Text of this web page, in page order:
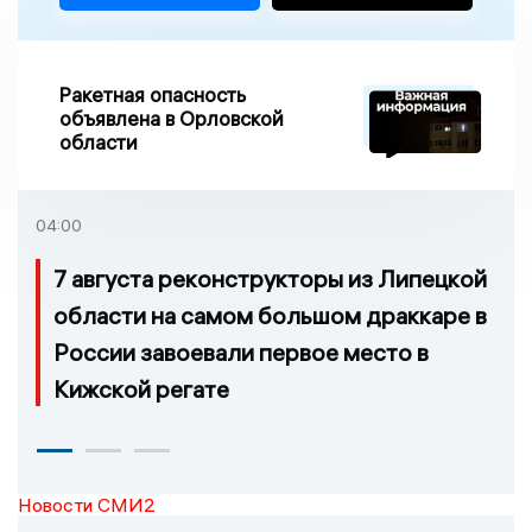
Ракетная опасность
объявлена в Орловской
области
04:00
7 августа реконструкторы из Липецкой
области на самом большом драккаре в
России завоевали первое место в
Кижской регате
Новости СМИ2